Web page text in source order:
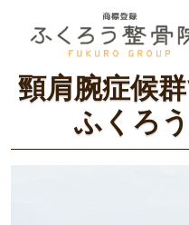
ホーム コラム 頸肩腕症候
頸肩腕症候
ふくろ